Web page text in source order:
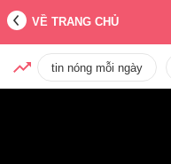
VỀ TRANG CHỦ
tin nóng mỗi ngày